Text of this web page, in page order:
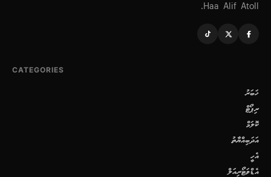
Haa Alif Atoll.
CATEGORIES
ޚަބަރު
ރިޕޯޓް
ކޮލަމް
އަދަބިއްޔާތު
އެހީ
އެޑްވަޓޯރިއަލް